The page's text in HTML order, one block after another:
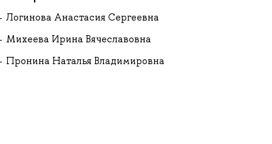
Логинова Анастасия Сергеевна
Михеева Ирина Вячеславовна
Пронина Наталья Владимировна